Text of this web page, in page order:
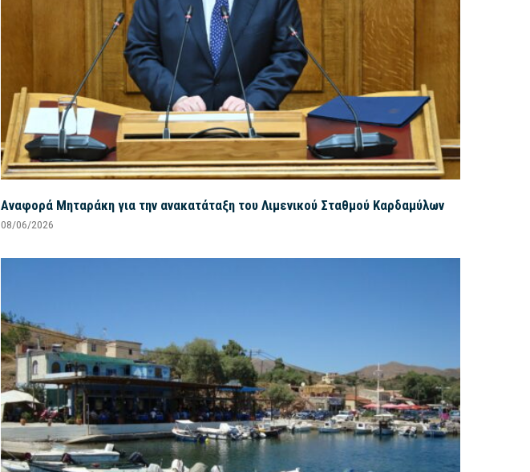
Αναφορά Μηταράκη για την ανακατάταξη του Λιμενικού Σταθμού Καρδαμύλων
08/06/2026